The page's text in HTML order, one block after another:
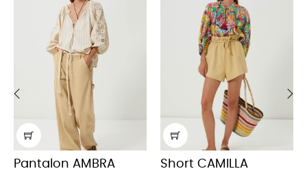
Pantalon AMBRA Short CAMILLA
›